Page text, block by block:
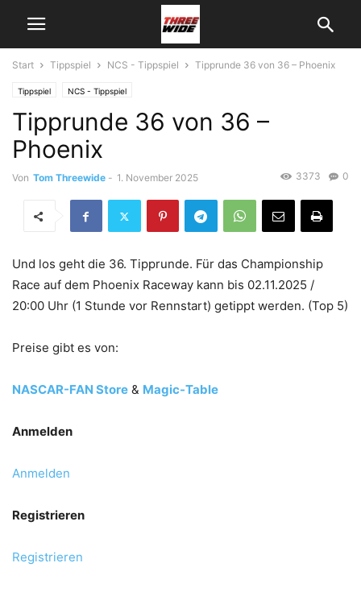
Start Tippspiel NCS - Tippspiel Tipprunde 36 von 36 – Phoenix
Tippspiel NCS - Tippspiel
Tipprunde 36 von 36 –
Phoenix
Von Tom Threewide - 1. November 2025 0
3373
Und los geht die 36. Tipprunde. Für das Championship
Race auf dem Phoenix Raceway kann bis 02.11.2025 /
20:00 Uhr (1 Stunde vor Rennstart) getippt werden. (Top 5)
Preise gibt es von:
NASCAR-FAN Store & Magic-Table
Anmelden
Anmelden
Registrieren
Registrieren